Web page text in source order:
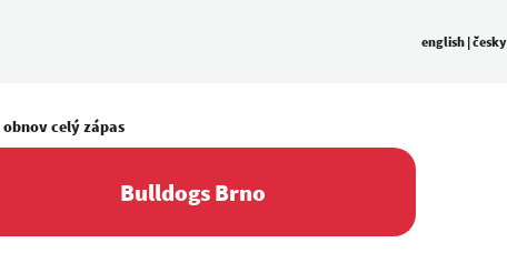
english |česky
obnov celý zápas
Bulldogs Brno